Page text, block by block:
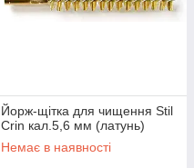
Йорж-щітка для чищення Stil
Crin кал.5,6 мм (латунь)
Немає в наявності